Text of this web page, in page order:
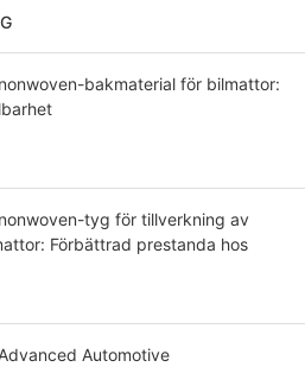
bakmaterial för bilmattor:
tyg för tillverkning av
Förbättrad prestanda hos
Automotive